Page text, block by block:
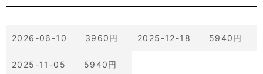
2026-06-10 3960円 2025-12-18 5940円
2025-11-05 5940円